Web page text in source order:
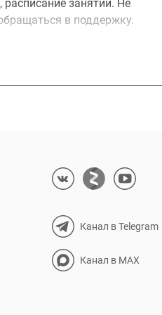
занятий. Не
в поддержку.
Канал в Telegram
Канал в MAX